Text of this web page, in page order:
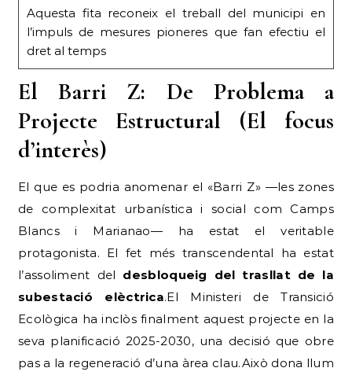
Aquesta fita reconeix el treball del municipi en
l’impuls de mesures pioneres que fan efectiu el
dret al temps
El Barri Z: De Problema a
Projecte Estructural (El focus
d’interès)
El que es podria anomenar el «Barri Z» —les zones
de complexitat urbanística i social com Camps
Blancs i Marianao— ha estat el veritable
protagonista. El fet més transcendental ha estat
l’assoliment del desbloqueig del trasllat de la
subestació elèctrica.El Ministeri de Transició
Ecològica ha inclòs finalment aquest projecte en la
seva planificació 2025-2030, una decisió que obre
pas a la regeneració d’una àrea clau.Això dona llum